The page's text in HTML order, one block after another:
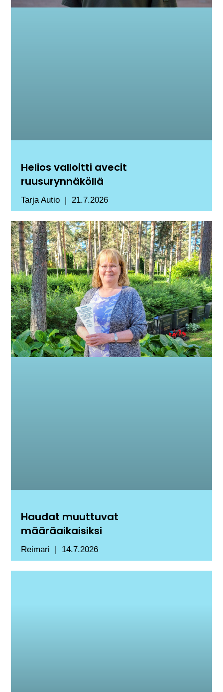
Helios valloitti avecit
ruusurynnäköllä
Tarja Autio 21.7.2026
Haudat muuttuvat
määräaikaisiksi
Reimari 14.7.2026